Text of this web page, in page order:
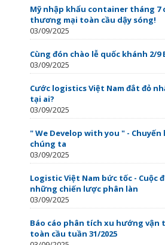
Mỹ nhập khẩu container tháng 7
thương mại toàn cầu dậy sóng!
03/09/2025
Cùng đón chào lễ quốc khánh 2/9
03/09/2025
Cước logistics Việt Nam đắt đỏ
tại ai?
03/09/2025
" We Develop with you " -
chúng ta
03/09/2025
Logistic Việt Nam bức tốc - Cuộc
những chiến lược phân làn
03/09/2025
Báo cáo phân tích xu hướng vận
toàn cầu tuần 31/2025